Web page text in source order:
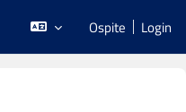
Ospite Login